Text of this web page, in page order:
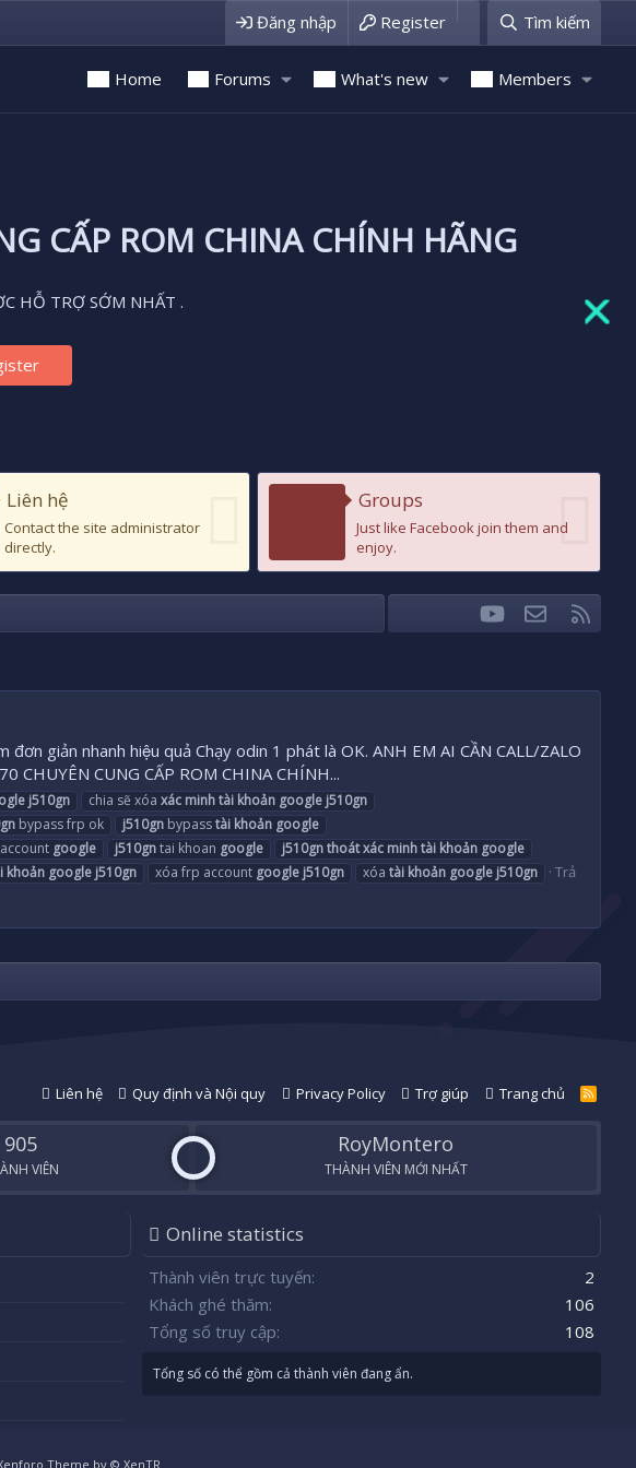
Đăng nhập Register Tìm kiếm
Home Forums What's new Members
CẤP ROM CHINA CHÍNH HÃNG
HỖ TRỢ SỚM NHẤT .
Liên hệ
Contact the site administrator
directly.
Groups
Just like Facebook join them and
enjoy.
FacebookTwitteryoutubeLiên hệ
giản nhanh hiệu quả Chạy odin 1 phát là OK. ANH EM AI CẦN CALL/ZALO
CUNG CẤP ROM CHINA CHÍNH...
j510gn chia sẽ xóa xác minhtài khoản google j510gn
bypass frp ok j510gn bypasstài khoản google
google j510gntai khoan google j510gnthoátxác minhtài khoản google
khoản google j510gn xóa frp account google j510gn xóa tài khoản google j510gn
Trả
Liên hệ Quy định và Nội quy Privacy Policy Trợ giúp Trang chủ
R
S
905
VIÊN
RoyMontero
THÀNH VIÊN MỚI NHẤT
Online statistics
Thành viên trực tuyến
2
Khách ghé thăm
106
Tổng số truy cập
108
Tổng số có thể gồm cả thành viên đang ẩn.
Theme by© XenTR